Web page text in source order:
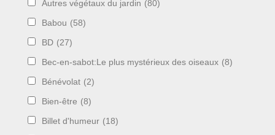
Autres végétaux du jardin (80)
Babou (58)
BD (27)
Bec-en-sabot:Le plus mystérieux des oiseaux (8)
Bénévolat (2)
Bien-être (8)
Billet d'humeur (18)